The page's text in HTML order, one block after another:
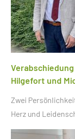
Hilgefort und
Zwei
Herz und